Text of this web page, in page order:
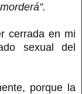
cerrada en mi
sexual del
porque la